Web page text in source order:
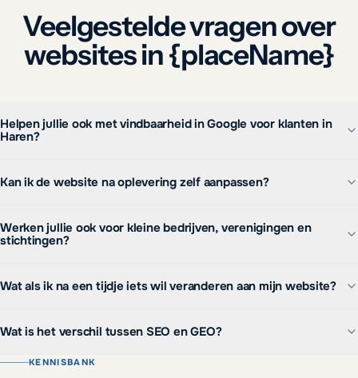
Veelgestelde vragen over
websites in {placeName}
Helpen jullie ook met vindbaarheid in Google voor klanten in
Haren?
Kan ik de website na oplevering zelf aanpassen?
Werken jullie ook voor kleine bedrijven, verenigingen en
stichtingen?
Wat als ik na een tijdje iets wil veranderen aan mijn website?
Wat is het verschil tussen SEO en GEO?
KENNISBANK